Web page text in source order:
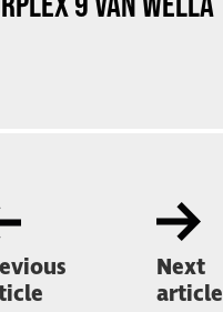
Next
article